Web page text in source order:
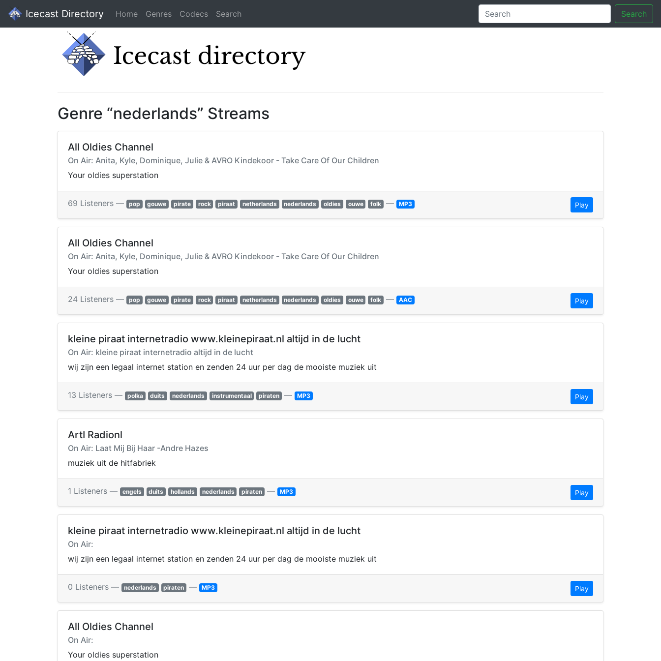
Icecast Directory Home Genres Codecs Search Search
Genre “nederlands” Streams
All Oldies Channel
On Air: Anita, Kyle, Dominique, Julie & AVRO Kindekoor - Take Care Of Our Children
Your oldies superstation
69 Listeners — pop gouwe pirate rock piraat netherlands nederlands oldies ouwe folk — MP3 Play
All Oldies Channel
On Air: Anita, Kyle, Dominique, Julie & AVRO Kindekoor - Take Care Of Our Children
Your oldies superstation
24 Listeners — pop gouwe pirate rock piraat netherlands nederlands oldies ouwe folk — AAC Play
kleine piraat internetradio www.kleinepiraat.nl altijd in de lucht
On Air: kleine piraat internetradio altijd in de lucht
wij zijn een legaal internet station en zenden 24 uur per dag de mooiste muziek uit
13 Listeners — polka duits nederlands instrumentaal piraten — MP3 Play
ArtI Radionl
On Air: Laat Mij Bij Haar -Andre Hazes
muziek uit de hitfabriek
1 Listeners — engels duits hollands nederlands piraten — MP3 Play
kleine piraat internetradio www.kleinepiraat.nl altijd in de lucht
On Air:
wij zijn een legaal internet station en zenden 24 uur per dag de mooiste muziek uit
0 Listeners — nederlands piraten — MP3 Play
All Oldies Channel
On Air:
Your oldies superstation